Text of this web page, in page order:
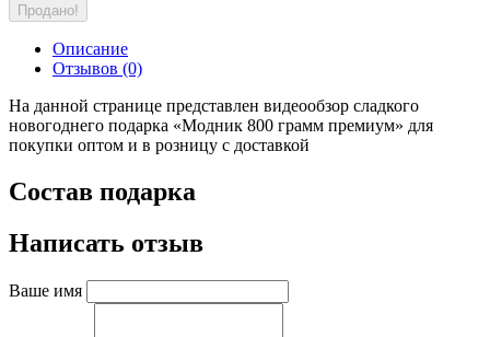
Продано!
Описание
Отзывов (0)
На данной странице представлен видеообзор сладкого
новогоднего подарка «Модник 800 грамм премиум» для
покупки оптом и в розницу с доставкой
Состав подарка
Написать отзыв
Ваше имя